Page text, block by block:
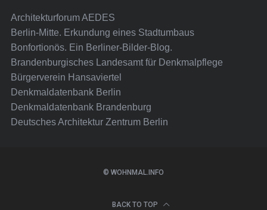
Architekturforum AEDES
Berlin-Mitte. Erkundung eines Stadtumbaus
Bonfortionös. Ein Berliner-Bilder-Blog.
Brandenburgisches Landesamt für Denkmalpflege
Bürgerverein Hansaviertel
Denkmaldatenbank Berlin
Denkmaldatenbank Brandenburg
Deutsches Architektur Zentrum Berlin
© WOHNMAL.INFO
BACK TO TOP